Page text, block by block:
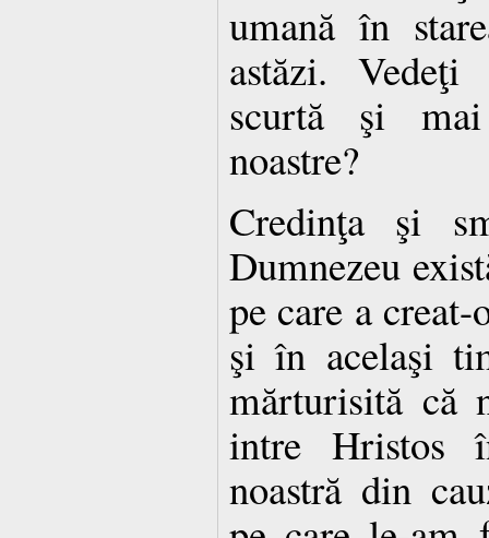
umană în
astăzi.
scurtă şi
noastre?
Credinţa şi
Dumnezeu
pe care a
şi în acelaşi
mărturisită că
intre Hristos
noastră din